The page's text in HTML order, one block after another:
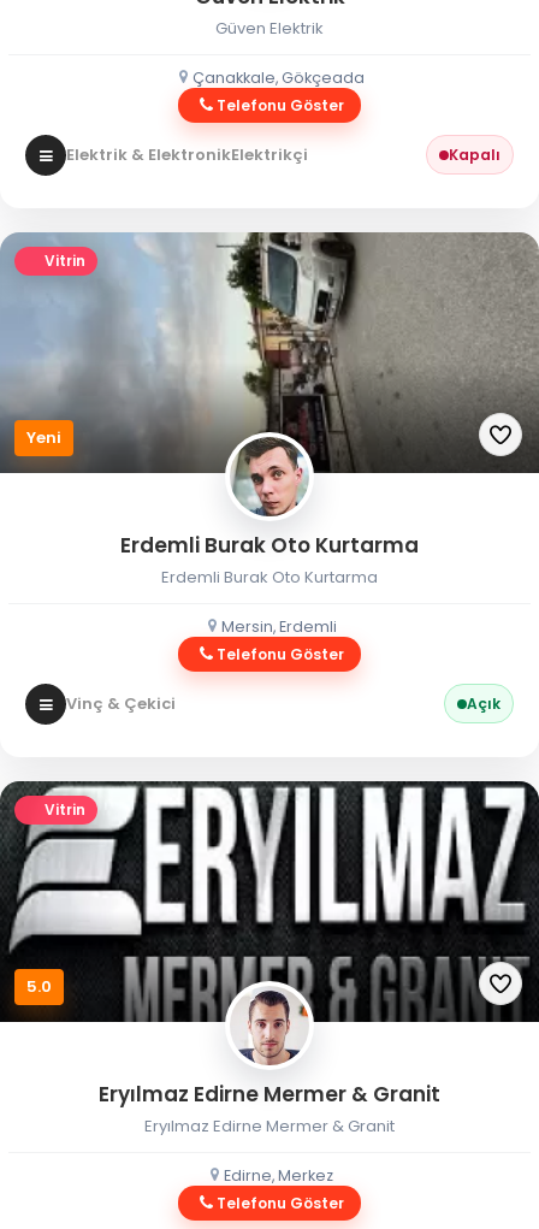
Güven Elektrik
Çanakkale, Gökçeada
Telefonu Göster
Elektrik & ElektronikElektrikçi Kapalı
Vitrin
Yeni
Erdemli Burak Oto Kurtarma
Erdemli Burak Oto Kurtarma
Mersin, Erdemli
Telefonu Göster
Vinç & Çekici Açık
Vitrin
5.0
Eryılmaz Edirne Mermer & Granit
Eryılmaz Edirne Mermer & Granit
Edirne, Merkez
Telefonu Göster